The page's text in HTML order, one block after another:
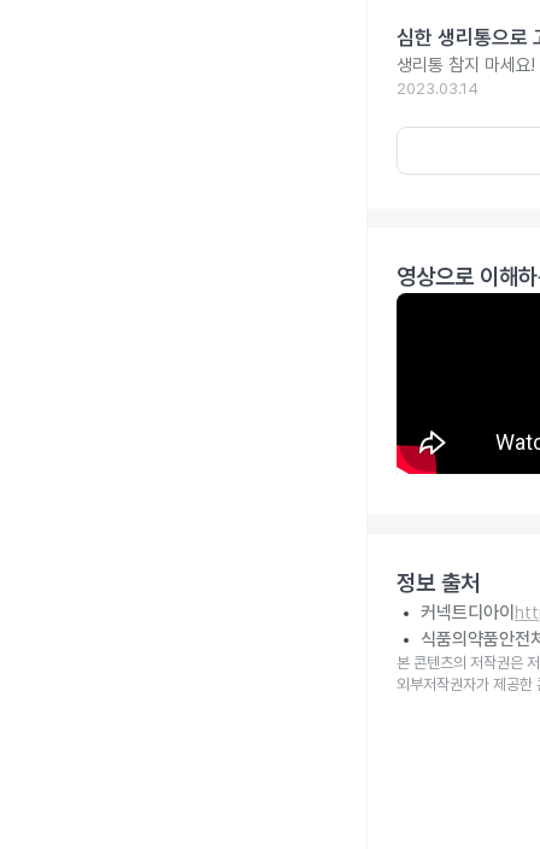
심한 생리통으로
생리통 참지 마세요
2023.03.14
영상으로 이해
정보 출처
커넥트디아이
식품의약품안전
본 콘텐츠의 저작권은
외부저작권자가 제공한